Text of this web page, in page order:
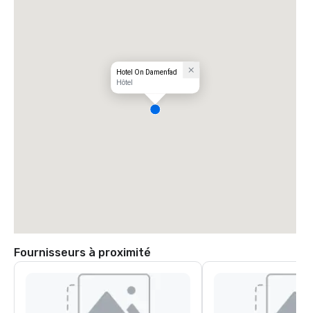
Hotel On Damenfad
Hôtel
Fournisseurs à proximité